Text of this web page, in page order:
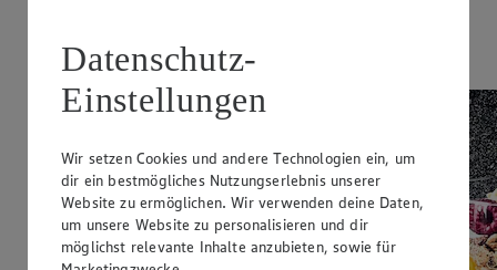
Vegetarisch
Datenschutz-
Einstellungen
Wir setzen Cookies und andere Technologien ein, um
dir ein bestmögliches Nutzungserlebnis unserer
Website zu ermöglichen. Wir verwenden deine Daten,
um unsere Website zu personalisieren und dir
möglichst relevante Inhalte anzubieten, sowie für